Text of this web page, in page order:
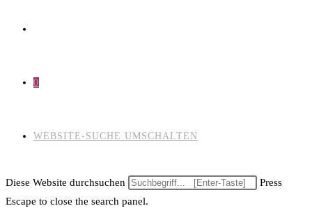
0
WEBSITE-SUCHE UMSCHALTEN
Diese Website durchsuchen
Press
Escape to close the search panel.